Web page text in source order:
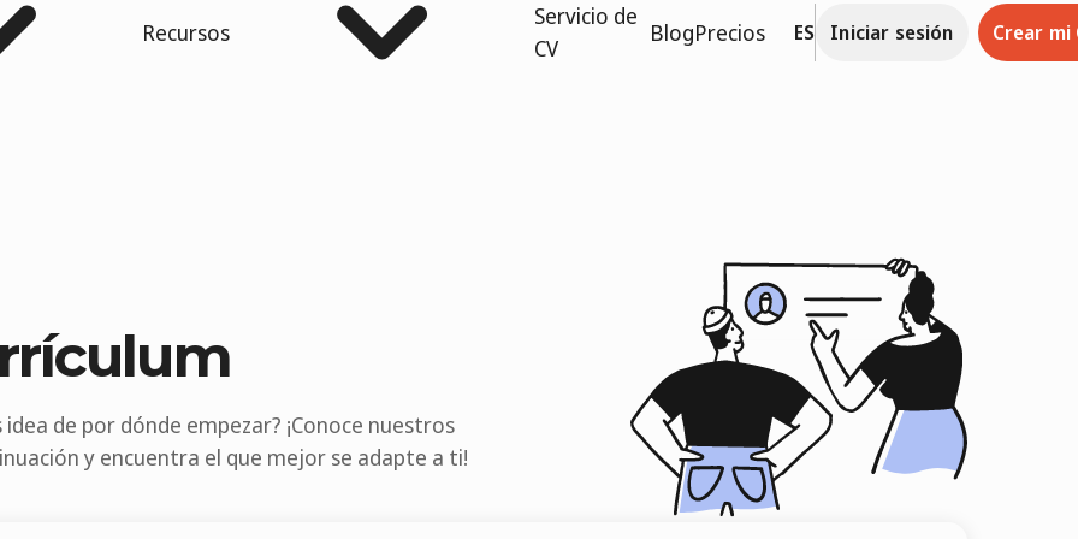
Recursos
Servicio de
CV
BlogPrecios ES Iniciar sesión Crear mi
de por dónde empezar? ¡Conoce nuestros
y encuentra el que mejor se adapte a ti!